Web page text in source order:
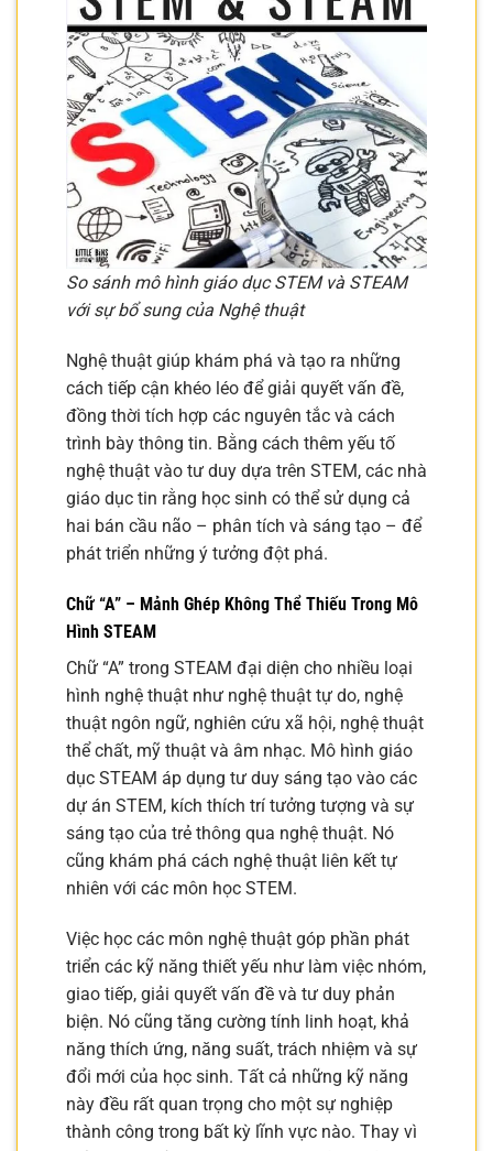
So sánh mô hình giáo dục STEM và STEAM
với sự bổ sung của Nghệ thuật
Nghệ thuật giúp khám phá và tạo ra những
cách tiếp cận khéo léo để giải quyết vấn đề,
đồng thời tích hợp các nguyên tắc và cách
trình bày thông tin. Bằng cách thêm yếu tố
nghệ thuật vào tư duy dựa trên STEM, các nhà
giáo dục tin rằng học sinh có thể sử dụng cả
hai bán cầu não – phân tích và sáng tạo – để
phát triển những ý tưởng đột phá.
Chữ “A” – Mảnh Ghép Không Thể Thiếu Trong Mô
Hình STEAM
Chữ “A” trong STEAM đại diện cho nhiều loại
hình nghệ thuật như nghệ thuật tự do, nghệ
thuật ngôn ngữ, nghiên cứu xã hội, nghệ thuật
thể chất, mỹ thuật và âm nhạc. Mô hình giáo
dục STEAM áp dụng tư duy sáng tạo vào các
dự án STEM, kích thích trí tưởng tượng và sự
sáng tạo của trẻ thông qua nghệ thuật. Nó
cũng khám phá cách nghệ thuật liên kết tự
nhiên với các môn học STEM.
Việc học các môn nghệ thuật góp phần phát
triển các kỹ năng thiết yếu như làm việc nhóm,
giao tiếp, giải quyết vấn đề và tư duy phản
biện. Nó cũng tăng cường tính linh hoạt, khả
năng thích ứng, năng suất, trách nhiệm và sự
đổi mới của học sinh. Tất cả những kỹ năng
này đều rất quan trọng cho một sự nghiệp
thành công trong bất kỳ lĩnh vực nào. Thay vì